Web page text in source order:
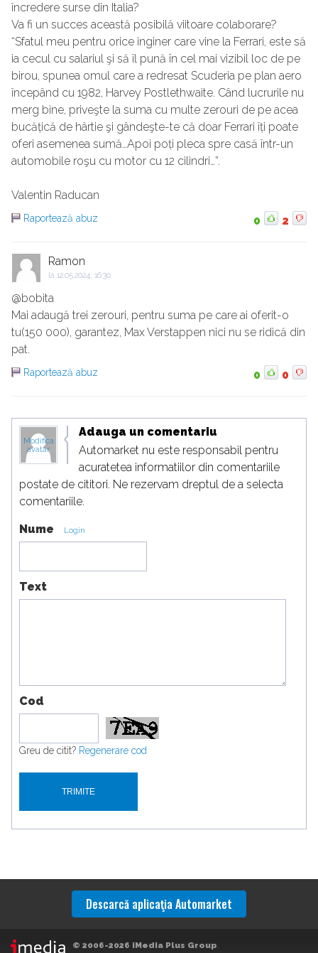
încredere surse din Italia?
Va fi un succes această posibilă viitoare colaborare?
“Sfatul meu pentru orice inginer care vine la Ferrari, este să
ia cecul cu salariul şi să îl pună în cel mai vizibil loc de pe
birou, spunea omul care a redresat Scuderia pe plan aero
începând cu 1982, Harvey Postlethwaite. Când lucrurile nu
merg bine, priveşte la suma cu multe zerouri de pe acea
bucățică de hârtie şi gândeşte-te că doar Ferrari îți poate
oferi asemenea sumă…Apoi poți pleca spre casă într-un
automobile roşu cu motor cu 12 cilindri…”.
Valentin Raducan
Raportează abuz 0 2
Ramon
la 12.05.2024, 16:30
@bobita
Mai adaugă trei zerouri, pentru suma pe care ai oferit-o
tu(150 000), garantez, Max Verstappen nici nu se ridică din
pat.
Raportează abuz 0 0
Modifica
avatar
Adauga un comentariu
Automarket nu este responsabil pentru
acuratetea informatiilor din comentariile
postate de cititori. Ne rezervam dreptul de a selecta
comentariile.
Nume Login
Text
Cod
Greu de citit? Regenerare cod
Descarcă aplicaţia Automarket
© 2006-2026 iMedia Plus Group.